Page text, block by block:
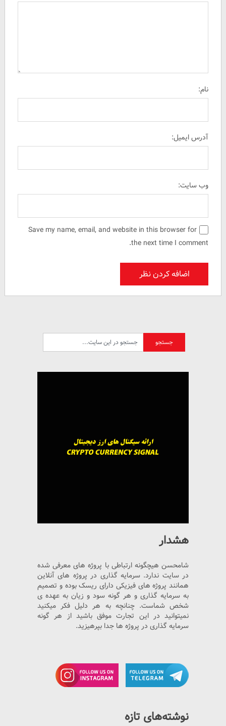
نام:
آدرس ایمیل:
وب سایت:
Save my name, email, and website in this browser for
the next time I comment.
هشدار
شامحسن هیچگونه ارتباطی با پروژه های معرفی شده
در سایت ندارد. سرمایه گذاری در پروژه های آنلاین
همانند پروژه های فیزیکی دارای ریسک بوده و تصمیم
به سرمایه گذاری و هر گونه سود و زیان به عهده ی
شخص شماست. چنانچه به هر دلیل فکر میکنید
نمیتوانید در این تجارت موفق باشید از هر گونه
سرمایه گذاری در پروژه ها جدا بپرهیزید.
نوشته‌های تازه